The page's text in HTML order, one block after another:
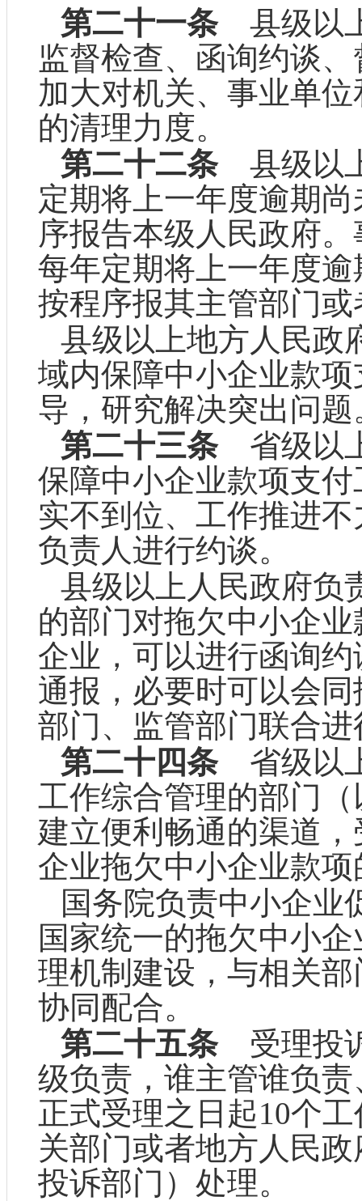
第二十一条县级以上
监督检查、函询约谈
加大对机关、事业单
的清理力度。
第二十二条县级以上
定期将上一年度逾期
序报告本级人民政府
每年定期将上一年度
按程序报其主管部门
县级以上地方人民政
域内保障中小企业款
导，研究解决突出问题
第二十三条省级以上
保障中小企业款项支
实不到位、工作推进
负责人进行约谈。
县级以上人民政府负
的部门对拖欠中小企
企业，可以进行函询
通报，必要时可以会
部门、监管部门联合进
第二十四条省级以上
工作综合管理的部门
建立便利畅通的渠道
企业拖欠中小企业款
国务院负责中小企业
国家统一的拖欠中小
理机制建设，与相关
协同配合。
第二十五条受理投诉
级负责，谁主管谁负
正式受理之日起10个
关部门或者地方人民
投诉部门）处理。